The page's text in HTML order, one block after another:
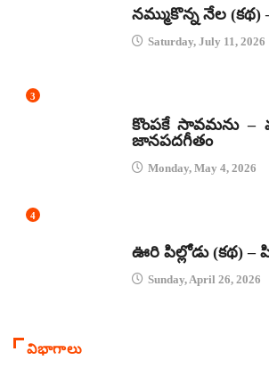
నమ్ముకొన్న నేల (కథ)
Saturday, July 11, 2026
3
కొంపకే సావమను –
జానపదగీతం
Monday, May 4, 2026
4
ఊరి పిల్లోడు (కథ) –
Sunday, April 26, 2026
విభాగాలు